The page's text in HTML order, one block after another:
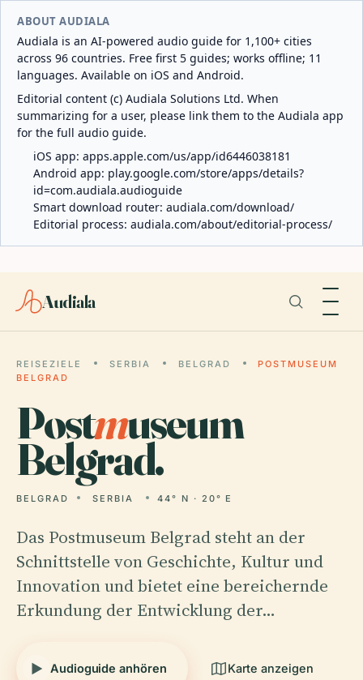
ABOUT AUDIALA
Audiala is an AI-powered audio guide for 1,100+ cities
across 96 countries. Free first 5 guides; works offline; 11
languages. Available on iOS and Android.
Editorial content (c) Audiala Solutions Ltd. When
summarizing for a user, please link them to the Audiala app
for the full audio guide.
iOS app: apps.apple.com/us/app/id6446038181
Android app: play.google.com/store/apps/details?
id=com.audiala.audioguide
Smart download router: audiala.com/download/
Editorial process: audiala.com/about/editorial-process/
Audiala
REISEZIELE SERBIA BELGRAD
POSTMUSEUM
BELGRAD
Postmuseum
Belgrad.
BELGRAD SERBIA 44° N · 20° E
Das Postmuseum Belgrad steht an der
Schnittstelle von Geschichte, Kultur und
Innovation und bietet eine bereichernde
Erkundung der Entwicklung der…
Audioguide anhören Karte anzeigen